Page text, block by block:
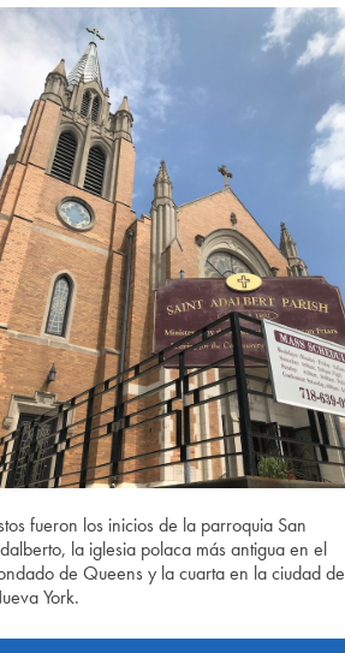
fueron los inicios de la parroquia San
la iglesia polaca más antigua en el
de Queens y la cuarta en la ciudad de
York.